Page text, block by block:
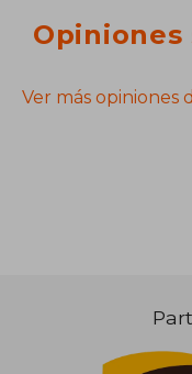
Ver más opiniones